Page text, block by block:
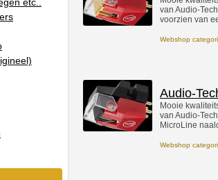
van Audio-
voorzien van
Webshop
Audio-
Mooie
van Audio-
MicroLine
Webshop